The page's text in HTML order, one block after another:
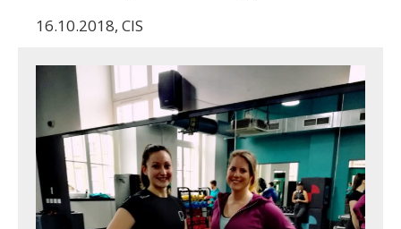
16.10.2018, CIS